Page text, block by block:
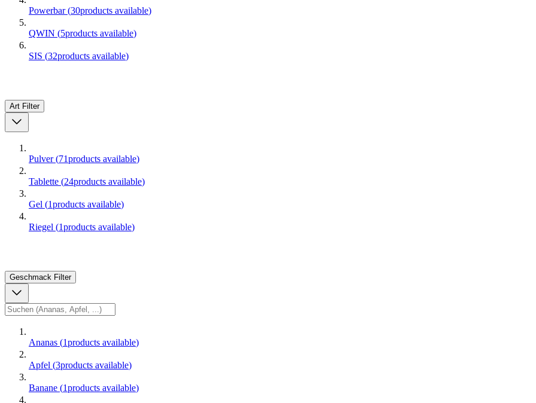
Powerbar (30products available)
QWIN (5products available)
SIS (32products available)
Art Filter
Pulver (71products available)
Tablette (24products available)
Gel (1products available)
Riegel (1products available)
Geschmack Filter
Ananas (1products available)
Apfel (3products available)
Banane (1products available)